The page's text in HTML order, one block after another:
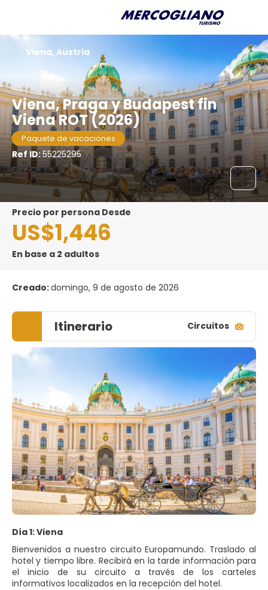
Viena, Praga y Budapest fin
Viena ROT (2026)
Paquete de vacaciones
Ref ID:55225295
Viena, Austria
precio por persona Desde
US$1,446
En base a 2 adultos
Creado:domingo, 9 de agosto de 2026
Itinerario Circuitos
Día 1: Viena
Bienvenidos a nuestro circuito Europamundo. Traslado al
hotel y tiempo libre. Recibirá en la tarde información para
el inicio de su circuito a través de los carteles
informativos localizados en la recepción del hotel.